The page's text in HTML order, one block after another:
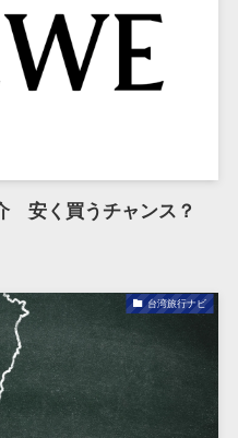
安く買うチャンス？
台湾旅行ナビ